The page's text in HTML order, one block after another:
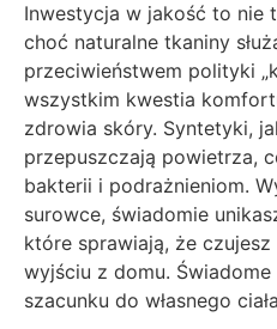
Inwestycja w jakość to nie
choć naturalne tkaniny
przeciwieństwem polityki
wszystkim kwestia
zdrowia skóry. Syntetyki,
przepuszczają powietrza,
bakterii i podrażnieniom.
surowce, świadomie
które sprawiają, że
wyjściu z domu.
szacunku do własnego